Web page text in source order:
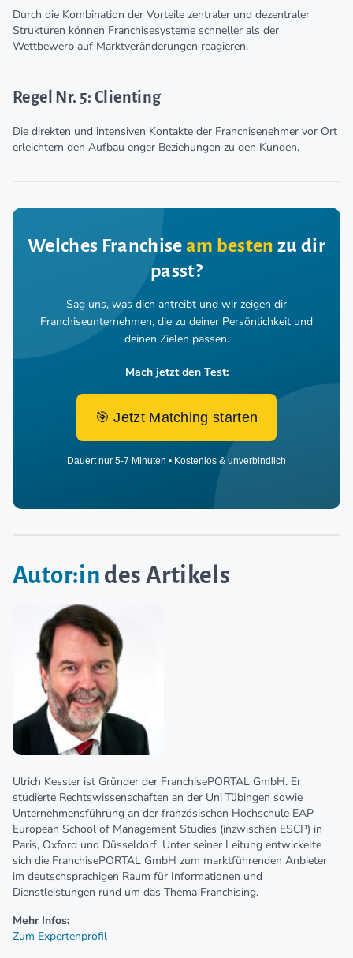
Durch die Kombination der Vorteile zentraler und dezentraler
Strukturen können Franchisesysteme schneller als der
Wettbewerb auf Marktveränderungen reagieren.
Regel Nr. 5: Clienting
Die direkten und intensiven Kontakte der Franchisenehmer vor Ort
erleichtern den Aufbau enger Beziehungen zu den Kunden.
Welches Franchiseam besten zu dir
passt?
Sag uns, was dich antreibt und wir zeigen dir
Franchiseunternehmen, die zu deiner Persönlichkeit und
deinen Zielen passen.
Mach jetzt den Test:
🎯 Jetzt Matching starten
Dauert nur 5-7 Minuten • Kostenlos & unverbindlich
Autor:in des Artikels
Ulrich Kessler ist Gründer der FranchisePORTAL GmbH. Er
studierte Rechtswissenschaften an der Uni Tübingen sowie
Unternehmensführung an der französischen Hochschule EAP
European School of Management Studies (inzwischen ESCP) in
Paris, Oxford und Düsseldorf. Unter seiner Leitung entwickelte
sich die FranchisePORTAL GmbH zum marktführenden Anbieter
im deutschsprachigen Raum für Informationen und
Dienstleistungen rund um das Thema Franchising.
Mehr Infos:
Zum Expertenprofil